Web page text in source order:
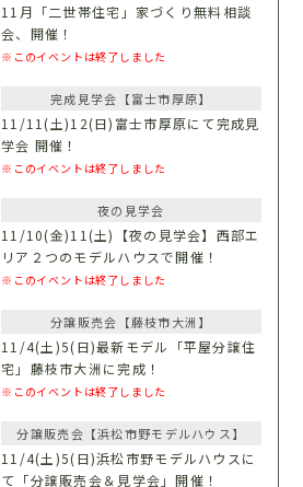
11月「二世帯住宅」家づくり無料相談
会、開催！
※このイベントは終了しました
完成見学会【富士市厚原】
11/11(土)12(日)富士市厚原にて完成見
学会 開催！
※このイベントは終了しました
夜の見学会
11/10(金)11(土)【夜の見学会】西部エ
リア２つのモデルハウスで開催！
※このイベントは終了しました
分譲販売会【藤枝市大洲】
11/4(土)5(日)最新モデル「平屋分譲住
宅」藤枝市大洲に完成！
※このイベントは終了しました
分譲販売会【浜松市野モデルハウス】
11/4(土)5(日)浜松市野モデルハウスに
て「分譲販売会＆見学会」開催！